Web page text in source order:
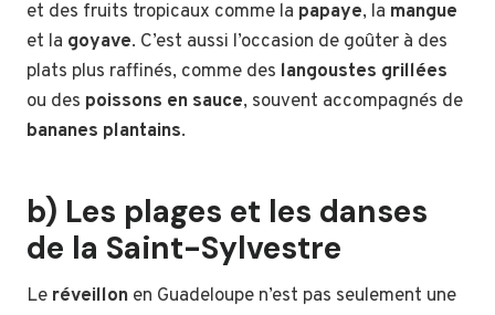
et des fruits tropicaux comme la papaye, la mangue
et la goyave. C’est aussi l’occasion de goûter à des
plats plus raffinés, comme des langoustes grillées
ou des poissons en sauce, souvent accompagnés de
bananes plantains.
b) Les plages et les danses
de la Saint-Sylvestre
Le réveillon en Guadeloupe n’est pas seulement une